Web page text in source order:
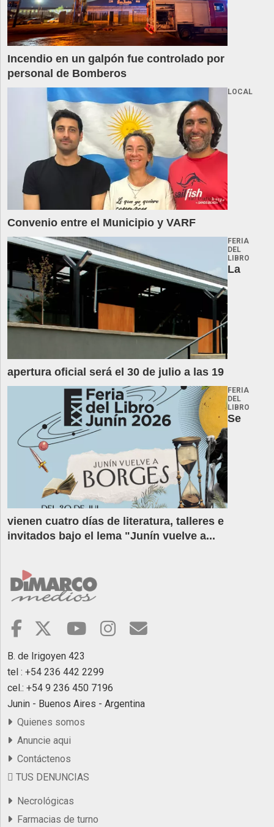
Incendio en un galpón fue controlado por
personal de Bomberos
LOCAL
Convenio entre el Municipio y VARF
FERIA
DEL
LIBRO
La
apertura oficial será el 30 de julio a las 19
FERIA
DEL
LIBRO
Se
vienen cuatro días de literatura, talleres e
invitados bajo el lema "Junín vuelve a...
B. de Irigoyen 423
tel : +54 236 442 2299
cel.: +54 9 236 450 7196
Junin - Buenos Aires - Argentina
Quienes somos
Anuncie aqui
Contáctenos
TUS DENUNCIAS
Necrológicas
Farmacias de turno